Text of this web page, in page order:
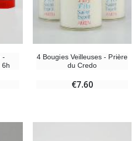
-
6h
4 Bougies Veilleuses - Prière
du Credo
€7.60